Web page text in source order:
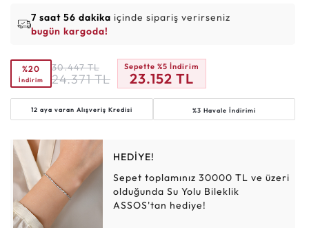
7 saat 56 dakika içinde sipariş verirseniz
bugün kargoda!
%20
İndirim
30.447 TL
24.371 TL
Sepette %5 İndirim
23.152 TL
12 aya varan Alışveriş Kredisi %3 Havale İndirimi
HEDİYE!
Sepet toplamınız 30000 TL ve üzeri
olduğunda Su Yolu Bileklik
ASSOS'tan hediye!